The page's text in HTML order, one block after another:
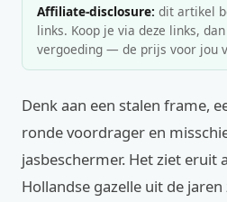
Affiliate-disclosure: dit artikel
links. Koop je via deze links,
vergoeding — de prijs voor jou
Denk aan een stalen frame,
ronde voordrager en
jasbeschermer. Het ziet eruit
Hollandse gazelle uit de